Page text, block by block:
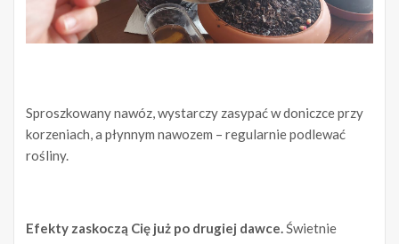
Sproszkowany nawóz, wystarczy zasypać w doniczce przy
korzeniach, a płynnym nawozem – regularnie podlewać
rośliny.
Efekty zaskoczą Cię już po drugiej dawce. Świetnie